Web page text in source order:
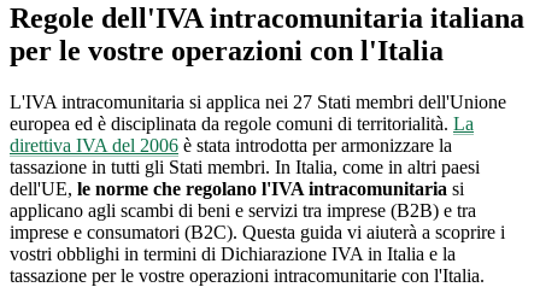
Regole dell'IVA intracomunitaria italiana
per le vostre operazioni con l'Italia
L'IVA intracomunitaria si applica nei 27 Stati membri dell'Unione
europea ed è disciplinata da regole comuni di territorialità. La
direttiva IVA del 2006 è stata introdotta per armonizzare la
tassazione in tutti gli Stati membri. In Italia, come in altri paesi
dell'UE, le norme che regolano l'IVA intracomunitaria si
applicano agli scambi di beni e servizi tra imprese (B2B) e tra
imprese e consumatori (B2C). Questa guida vi aiuterà a scoprire i
vostri obblighi in termini di Dichiarazione IVA in Italia e la
tassazione per le vostre operazioni intracomunitarie con l'Italia.